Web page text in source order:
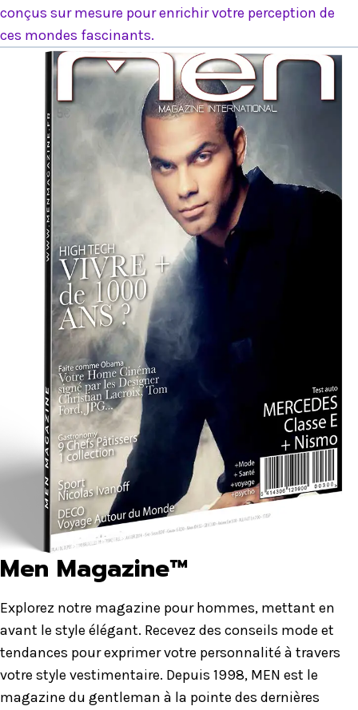
conçus sur mesure pour enrichir votre perception de
ces mondes fascinants.
Men Magazine™
Explorez notre magazine pour hommes, mettant en
avant le style élégant. Recevez des conseils mode et
tendances pour exprimer votre personnalité à travers
votre style vestimentaire. Depuis 1998, MEN est le
magazine du gentleman à la pointe des dernières